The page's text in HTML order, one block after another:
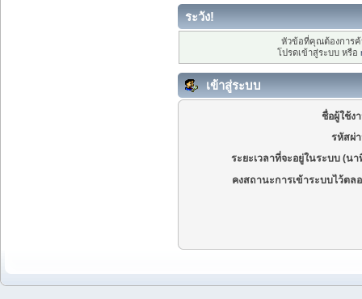
ระวัง!
หัวข้อที่คุณต้องการ
โปรดเข้าสู่ระบบ หรือ
เข้าสู่ระบบ
ชื่อผู้ใช้ง
รหัสผ่
ระยะเวลาที่จะอยู่ในระบบ (นา
คงสถานะการเข้าระบบไว้ตล